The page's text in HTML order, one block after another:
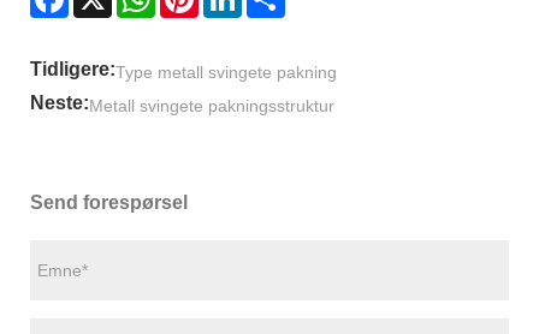
Tidligere:Type metall svingete pakning
Neste:Metall svingete pakningsstruktur
Send forespørsel